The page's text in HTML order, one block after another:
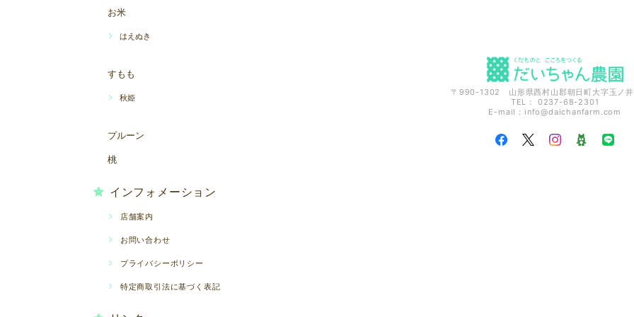
お米
はえぬき
すもも
秋姫
プルーン
桃
インフォメーション
店舗案内
お問い合わせ
プライバシーポリシー
特定商取引法に基づく表記
〒990-1302 山形県西村山郡朝日町大字玉ノ
TEL： 0237-68-2301
E-mail： info@daichanfarm.com